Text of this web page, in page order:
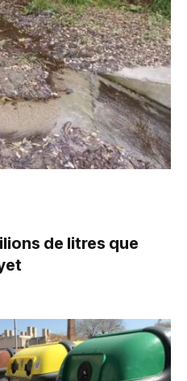
de litres que